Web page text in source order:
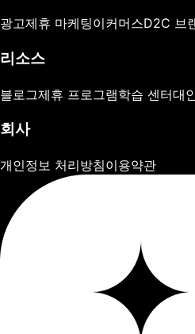
광고제휴 마케팅이커머스D2C 브
리소스
블로그제휴 프로그램학습 센터대
회사
개인정보 처리방침이용약관